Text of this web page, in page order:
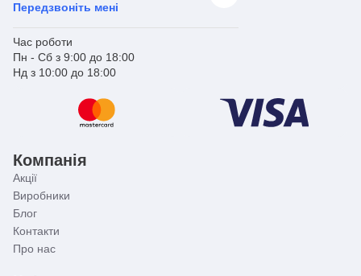
❗Зверніть увагу!❗
Нами докладено всіх зусиль для подання точної
джерелом інформації є виробник. Він залишає за
собою право вносити зміни до конструкції
відхилення від розмірів можуть змінюватись у
межах ± 2%.
Передзвоніть мені
Час роботи
Пн - Сб з 9:00 до 18:00
Нд з 10:00 до 18:00
Компанія
Акції
Виробники
Блог
Контакти
Про нас